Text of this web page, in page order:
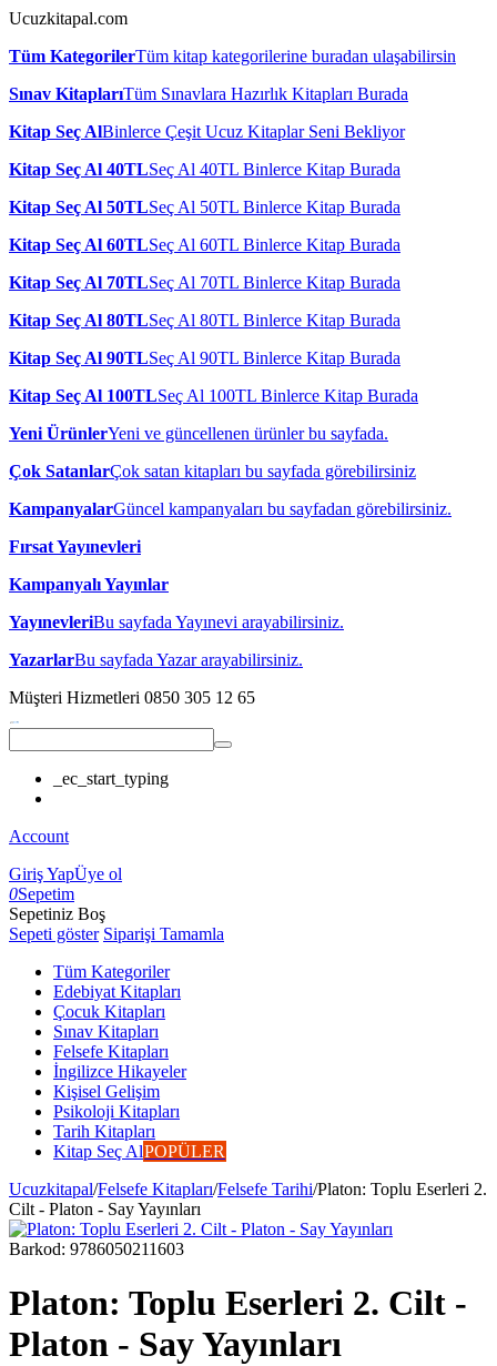
Ucuzkitapal.com
Tüm KategorilerTüm kitap kategorilerine buradan ulaşabilirsin
Sınav KitaplarıTüm Sınavlara Hazırlık Kitapları Burada
Kitap Seç AlBinlerce Çeşit Ucuz Kitaplar Seni Bekliyor
Kitap Seç Al 40TLSeç Al 40TL Binlerce Kitap Burada
Kitap Seç Al 50TLSeç Al 50TL Binlerce Kitap Burada
Kitap Seç Al 60TLSeç Al 60TL Binlerce Kitap Burada
Kitap Seç Al 70TLSeç Al 70TL Binlerce Kitap Burada
Kitap Seç Al 80TLSeç Al 80TL Binlerce Kitap Burada
Kitap Seç Al 90TLSeç Al 90TL Binlerce Kitap Burada
Kitap Seç Al 100TLSeç Al 100TL Binlerce Kitap Burada
Yeni ÜrünlerYeni ve güncellenen ürünler bu sayfada.
Çok SatanlarÇok satan kitapları bu sayfada görebilirsiniz
KampanyalarGüncel kampanyaları bu sayfadan görebilirsiniz.
Fırsat Yayınevleri
Kampanyalı Yayınlar
YayınevleriBu sayfada Yayınevi arayabilirsiniz.
YazarlarBu sayfada Yazar arayabilirsiniz.
Müşteri Hizmetleri 0850 305 12 65
_ec_start_typing
Account
Giriş YapÜye ol
0Sepetim
Sepetiniz Boş
Sepeti göster Siparişi Tamamla
Tüm Kategoriler
Edebiyat Kitapları
Çocuk Kitapları
Sınav Kitapları
Felsefe Kitapları
İngilizce Hikayeler
Kişisel Gelişim
Psikoloji Kitapları
Tarih Kitapları
Kitap Seç AlPOPÜLER
Ucuzkitapal/Felsefe Kitapları/Felsefe Tarihi/Platon: Toplu Eserleri 2.
Cilt - Platon - Say Yayınları
Barkod: 9786050211603
Platon: Toplu Eserleri 2. Cilt -
Platon - Say Yayınları